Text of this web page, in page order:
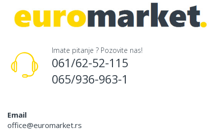
Imate pitanje ? Pozovite nas!
061/62-52-115
065/936-963-1
Email
office@euromarket.rs